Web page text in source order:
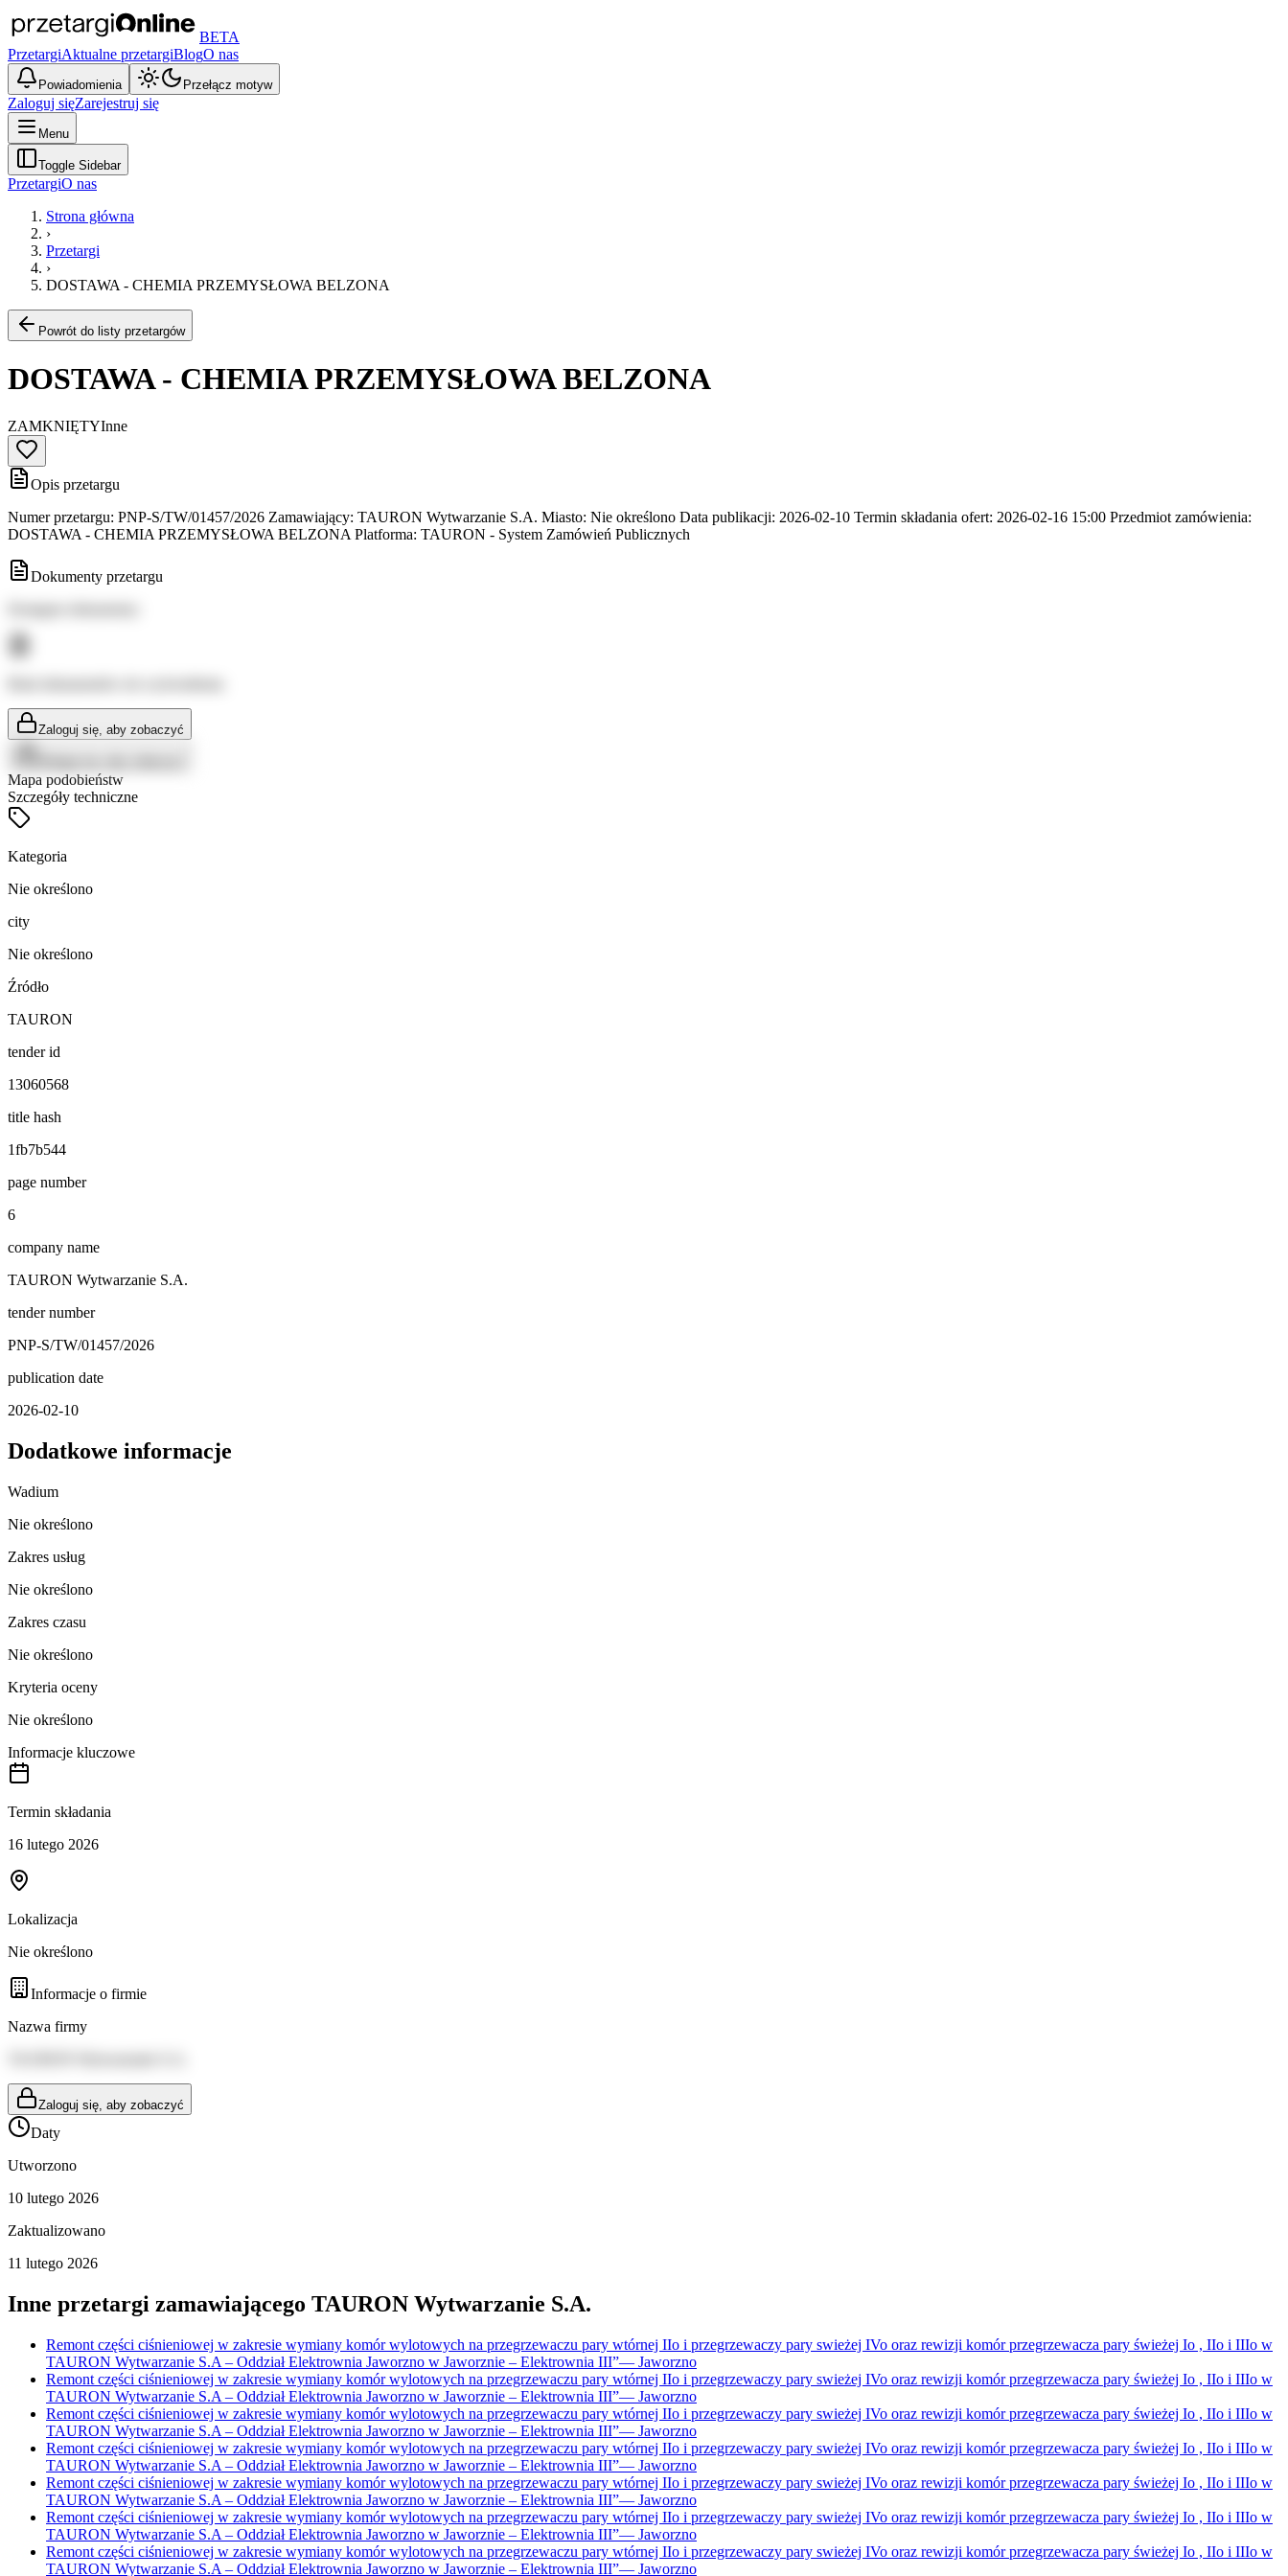
BETA
PrzetargiAktualne przetargiBlogO nas
Powiadomienia Przełącz motyw
Zaloguj sięZarejestruj się
Menu
Toggle Sidebar
PrzetargiO nas
Strona główna
›
Przetargi
›
DOSTAWA - CHEMIA PRZEMYSŁOWA BELZONA
Powrót do listy przetargów
DOSTAWA - CHEMIA PRZEMYSŁOWA BELZONA
ZAMKNIĘTYInne
Opis przetargu
Numer przetargu: PNP-S/TW/01457/2026 Zamawiający: TAURON Wytwarzanie S.A. Miasto: Nie określono Data publikacji: 2026-02-10 Termin składania ofert: 2026-02-16 15:00 Przedmiot zamówienia:
DOSTAWA - CHEMIA PRZEMYSŁOWA BELZONA Platforma: TAURON - System Zamówień Publicznych
Dokumenty przetargu
Zaloguj się, aby zobaczyć
Mapa podobieństw
Szczegóły techniczne
Kategoria
Nie określono
city
Nie określono
Źródło
TAURON
tender id
13060568
title hash
1fb7b544
page number
6
company name
TAURON Wytwarzanie S.A.
tender number
PNP-S/TW/01457/2026
publication date
2026-02-10
Dodatkowe informacje
Wadium
Nie określono
Zakres usług
Nie określono
Zakres czasu
Nie określono
Kryteria oceny
Nie określono
Informacje kluczowe
Termin składania
16 lutego 2026
Lokalizacja
Nie określono
Informacje o firmie
Nazwa firmy
Zaloguj się, aby zobaczyć
Daty
Utworzono
10 lutego 2026
Zaktualizowano
11 lutego 2026
Inne przetargi zamawiającego TAURON Wytwarzanie S.A.
Remont części ciśnieniowej w zakresie wymiany komór wylotowych na przegrzewaczu pary wtórnej IIo i przegrzewaczy pary swieżej IVo oraz rewizji komór przegrzewacza pary świeżej Io , IIo i IIIo w
TAURON Wytwarzanie S.A – Oddział Elektrownia Jaworzno w Jaworznie – Elektrownia III”— Jaworzno
Remont części ciśnieniowej w zakresie wymiany komór wylotowych na przegrzewaczu pary wtórnej IIo i przegrzewaczy pary swieżej IVo oraz rewizji komór przegrzewacza pary świeżej Io , IIo i IIIo w
TAURON Wytwarzanie S.A – Oddział Elektrownia Jaworzno w Jaworznie – Elektrownia III”— Jaworzno
Remont części ciśnieniowej w zakresie wymiany komór wylotowych na przegrzewaczu pary wtórnej IIo i przegrzewaczy pary swieżej IVo oraz rewizji komór przegrzewacza pary świeżej Io , IIo i IIIo w
TAURON Wytwarzanie S.A – Oddział Elektrownia Jaworzno w Jaworznie – Elektrownia III”— Jaworzno
Remont części ciśnieniowej w zakresie wymiany komór wylotowych na przegrzewaczu pary wtórnej IIo i przegrzewaczy pary swieżej IVo oraz rewizji komór przegrzewacza pary świeżej Io , IIo i IIIo w
TAURON Wytwarzanie S.A – Oddział Elektrownia Jaworzno w Jaworznie – Elektrownia III”— Jaworzno
Remont części ciśnieniowej w zakresie wymiany komór wylotowych na przegrzewaczu pary wtórnej IIo i przegrzewaczy pary swieżej IVo oraz rewizji komór przegrzewacza pary świeżej Io , IIo i IIIo w
TAURON Wytwarzanie S.A – Oddział Elektrownia Jaworzno w Jaworznie – Elektrownia III”— Jaworzno
Remont części ciśnieniowej w zakresie wymiany komór wylotowych na przegrzewaczu pary wtórnej IIo i przegrzewaczy pary swieżej IVo oraz rewizji komór przegrzewacza pary świeżej Io , IIo i IIIo w
TAURON Wytwarzanie S.A – Oddział Elektrownia Jaworzno w Jaworznie – Elektrownia III”— Jaworzno
Remont części ciśnieniowej w zakresie wymiany komór wylotowych na przegrzewaczu pary wtórnej IIo i przegrzewaczy pary swieżej IVo oraz rewizji komór przegrzewacza pary świeżej Io , IIo i IIIo w
TAURON Wytwarzanie S.A – Oddział Elektrownia Jaworzno w Jaworznie – Elektrownia III”— Jaworzno